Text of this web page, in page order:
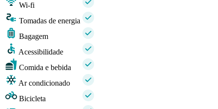
Wi-fi
Tomadas de energia
Bagagem
Acessibilidade
Comida e bebida
Ar condicionado
Bicicleta